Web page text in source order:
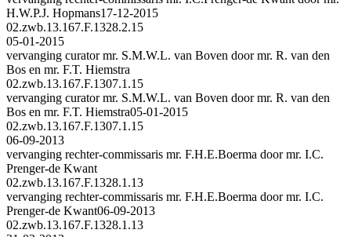
H.W.P.J. Hopmans17-12-2015
02.zwb.13.167.F.1328.2.15
05-01-2015
vervanging curator mr. S.M.W.L. van Boven door mr. R. van den
Bos en mr. F.T. Hiemstra
02.zwb.13.167.F.1307.1.15
vervanging curator mr. S.M.W.L. van Boven door mr. R. van den
Bos en mr. F.T. Hiemstra05-01-2015
02.zwb.13.167.F.1307.1.15
06-09-2013
vervanging rechter-commissaris mr. F.H.E.Boerma door mr. I.C.
Prenger-de Kwant
02.zwb.13.167.F.1328.1.13
vervanging rechter-commissaris mr. F.H.E.Boerma door mr. I.C.
Prenger-de Kwant06-09-2013
02.zwb.13.167.F.1328.1.13